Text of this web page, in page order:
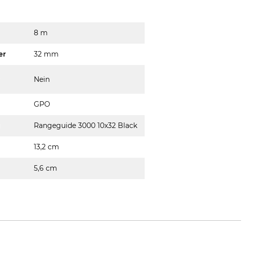
8 m
32 mm
Nein
GPO
Rangeguide 3000 10x32 Black
13,2 cm
5,6 cm